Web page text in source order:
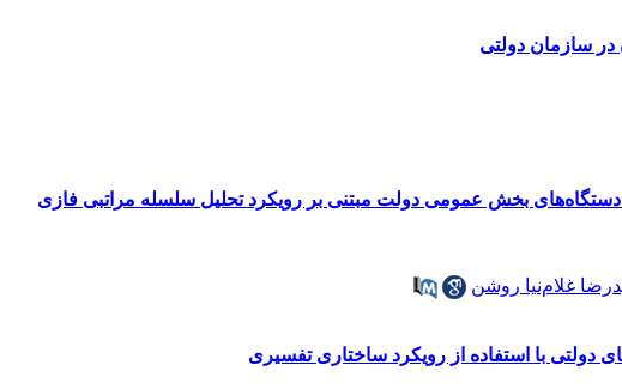
در سازمان دولتی
بخش عمومی دولت مبتنی بر رویکرد تحلیل سلسله مراتبی فازی
غلام‌نیا روشن
دولتی با استفاده از رویکرد ساختاری تفسیری